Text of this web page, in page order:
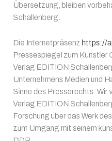
Übersetzung, bleiben
Schallenberg.
Die Internetpräsenz https://
Pressespiegel zum Künstler
Verlag EDITION
Unternehmens Medien und
Sinne des Presserechts. Wir
Verlag EDITION
Forschung über das Werk
zum Umgang mit seinem